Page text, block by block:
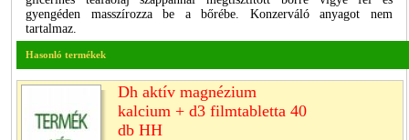
gyengéden masszírozza be a bőrébe. Konzerváló anyagot nem
tartalmaz.
Hasonló termékek
Dh aktív magnézium
kalcium + d3 filmtabletta 40
db HH